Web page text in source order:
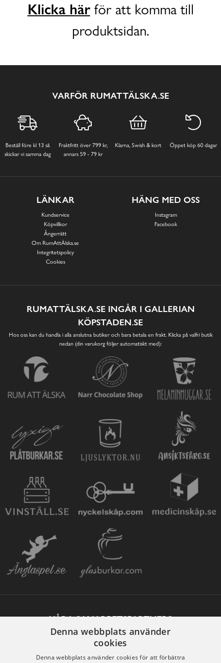
Klicka härför att komma till
produktsidan.
VARFÖR RUMATTÄLSKA.SE
Beställ före kl 13 så
skickar vi samma dag
Fraktfritt över 799 kr,
annars 59 - 79 kr
Klarna, Swish & kort Öppet köp 60 dagar
LÄNKAR
Kundservice
Köpvillkor
Ångerrätt
Om RumAttÄlska.se
Integritetspolicy
Cookies
HÄNG MED OSS
Instagram
Facebook
RUMATTÄLSKA.SE INGÅR I GALLERIAN
KÖPSTADEN.SE
Hos oss kan du handla i alla anslutna butiker och bara betala en frakt. Klicka på valfri butik
nedan (din varukorg följer automatiskt med):
VÅRA SAMARBETSPARTNERS
Denna webbplats använder
cookies
Denna webbplats använder cookies för att förbättra